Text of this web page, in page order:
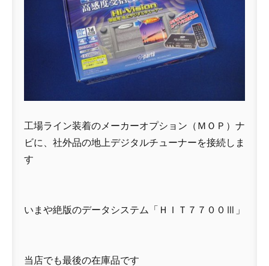
工場ライン装着のメーカーオプション（ＭＯＰ）ナ
ビに、社外品の地上デジタルチューナーを接続しま
す
いまや絶版のデータシステム「ＨＩＴ７７００Ⅲ」
当店でも最後の在庫品です